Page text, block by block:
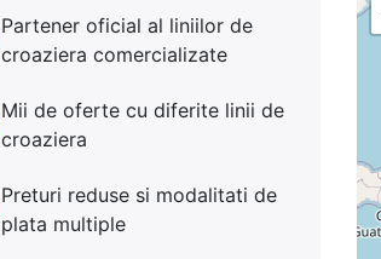
Partener oficial al liniilor de
croaziera comercializate
Mii de oferte cu diferite linii de
croaziera
Preturi reduse si modalitati de
plata multiple